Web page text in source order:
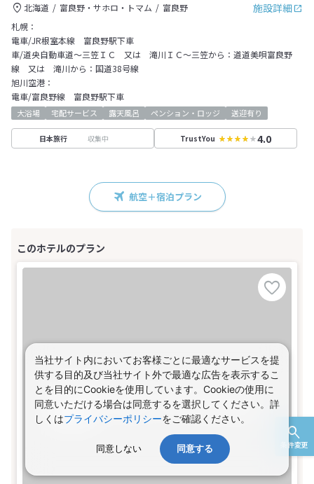
条件変更
施設詳細
北海道 富良野・サホロ・トマム
富良野
札幌：
電車/JR根室本線 富良野駅下車
車/道央自動車道～三笠ＩＣ 又は 滝川ＩＣ～三笠から：道道美唄富良野
線 又は 滝川から：国道38号線
旭川空港：
電車/富良野線 富良野駅下車
大浴場 宅配サービス 露天風呂 ペンション・ロッジ 送迎有り
日本旅行 収集中 TrustYou 4.0
航空＋宿泊プラン
当社サイト内においてお客様ごとに最適なサービスを提
供する目的及び当社サイト外で最適な広告を表示するこ
とを目的にCookieを使用しています。Cookieの使用に
同意いただける場合は同意するを選択してください。詳
しくはプライバシーポリシーをご確認ください。
同意しない 同意する